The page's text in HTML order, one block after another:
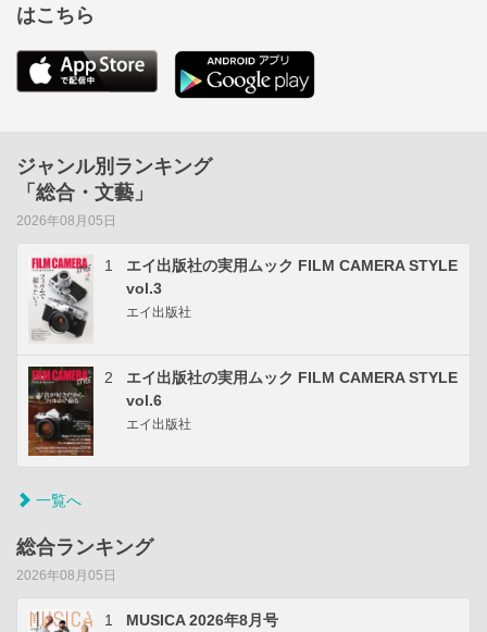
はこちら
ジャンル別ランキング
「総合・文藝」
2026年08月05日
1
エイ出版社の実用ムック FILM CAMERA STYLE
vol.3
エイ出版社
2
エイ出版社の実用ムック FILM CAMERA STYLE
vol.6
エイ出版社
一覧へ
総合ランキング
2026年08月05日
1 MUSICA 2026年8月号